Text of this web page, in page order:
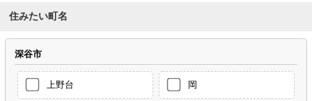
住みたい町名
深谷市
上野台 岡